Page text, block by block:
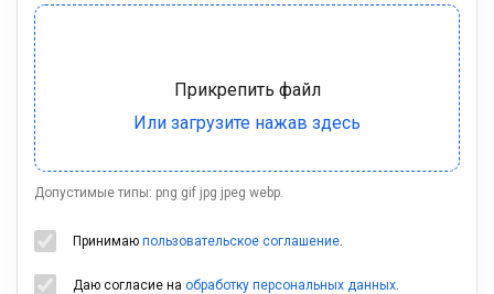
Допустимые типы: png gif jpg jpeg webp.
Принимаю пользовательское соглашение.
Даю согласие на обработку персональных данных.